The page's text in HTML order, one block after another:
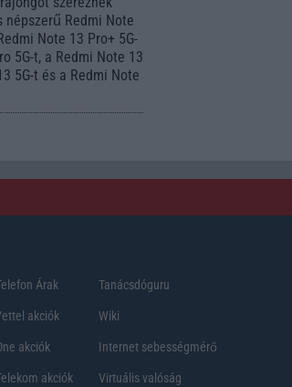
népszerű Redmi Note
Note 13 Pro+ 5G-
5G-t, a Redmi Note 13
5G-t és a Redmi Note
Árak
akciók
akciók
akciók
Tanácsdóguru
Wiki
Internet sebességmérő
Virtuális valóság